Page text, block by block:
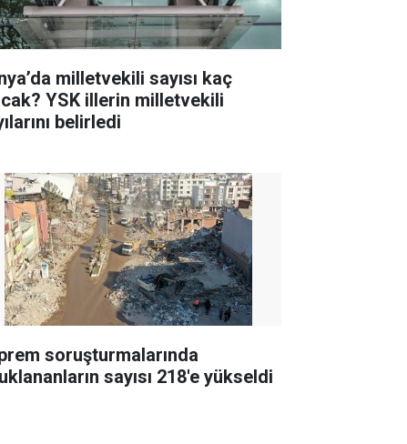
milletvekili sayısı kaç
illerin milletvekili
belirledi
soruşturmalarında
sayısı 218'e yükseldi